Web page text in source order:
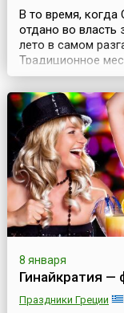
В то время, когда
отдано во власть
лето в самом
Традиционное
(Gualeguaychú).
яркие и шумные
двух
страны (Carnival
8 января
Гинайкратия
Праздники Греции